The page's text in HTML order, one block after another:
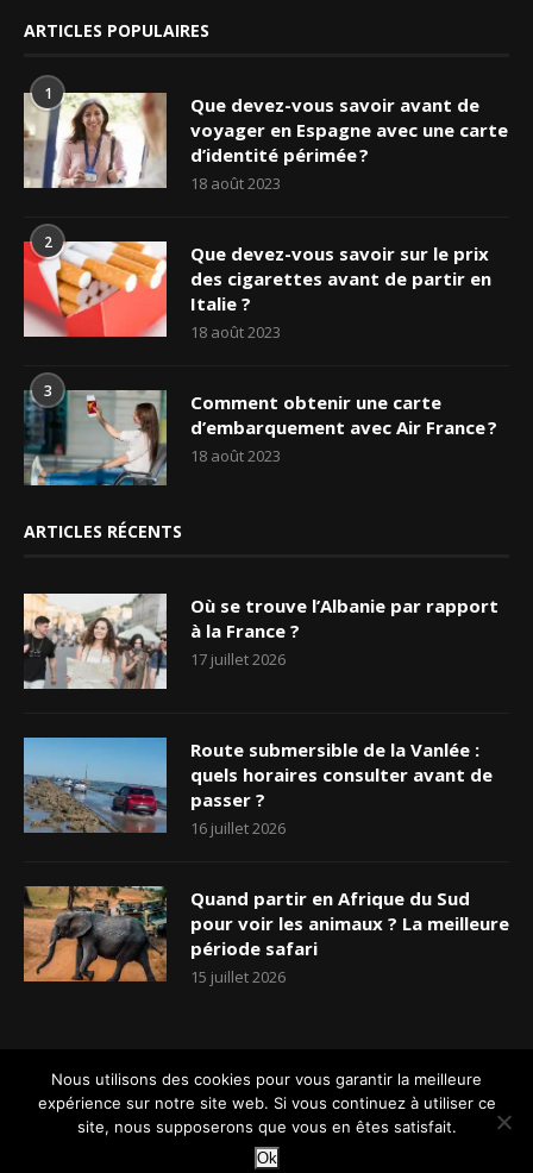
ARTICLES POPULAIRES
1
Que devez-vous savoir avant de
voyager en Espagne avec une carte
d’identité périmée ?
18 août 2023
2
Que devez-vous savoir sur le prix
des cigarettes avant de partir en
Italie ?
18 août 2023
3
Comment obtenir une carte
d’embarquement avec Air France ?
18 août 2023
ARTICLES RÉCENTS
Où se trouve l’Albanie par rapport
à la France ?
17 juillet 2026
Route submersible de la Vanlée :
quels horaires consulter avant de
passer ?
16 juillet 2026
Quand partir en Afrique du Sud
pour voir les animaux ? La meilleure
période safari
15 juillet 2026
Accueil Qui sommes-nous ? Nos rédacteurs
Contact
Plan dus site
Mentions légales Connexion Inscription
@2024 - Tous droits réservés. Conçu et développé par
Nous utilisons des cookies pour vous garantir la meilleure
expérience sur notre site web. Si vous continuez à utiliser ce
site, nous supposerons que vous en êtes satisfait.
Ok